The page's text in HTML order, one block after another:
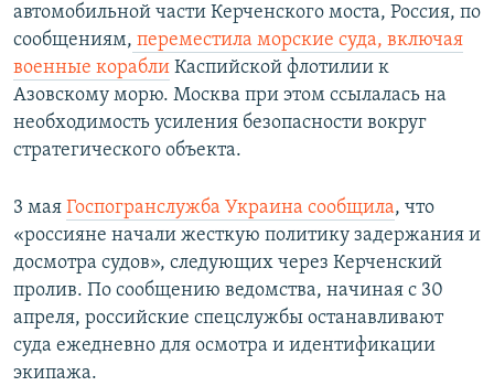
автомобильной части Керченского моста, Россия, по
сообщениям, переместила морские суда, включая
военные корабли Каспийской флотилии к
Азовскому морю. Москва при этом ссылалась на
необходимость усиления безопасности вокруг
стратегического объекта.
3 мая Госпогранслужба Украина сообщила, что
«россияне начали жесткую политику задержания и
досмотра судов», следующих через Керченский
пролив. По сообщению ведомства, начиная с 30
апреля, российские спецслужбы останавливают
суда ежедневно для осмотра и идентификации
экипажа.